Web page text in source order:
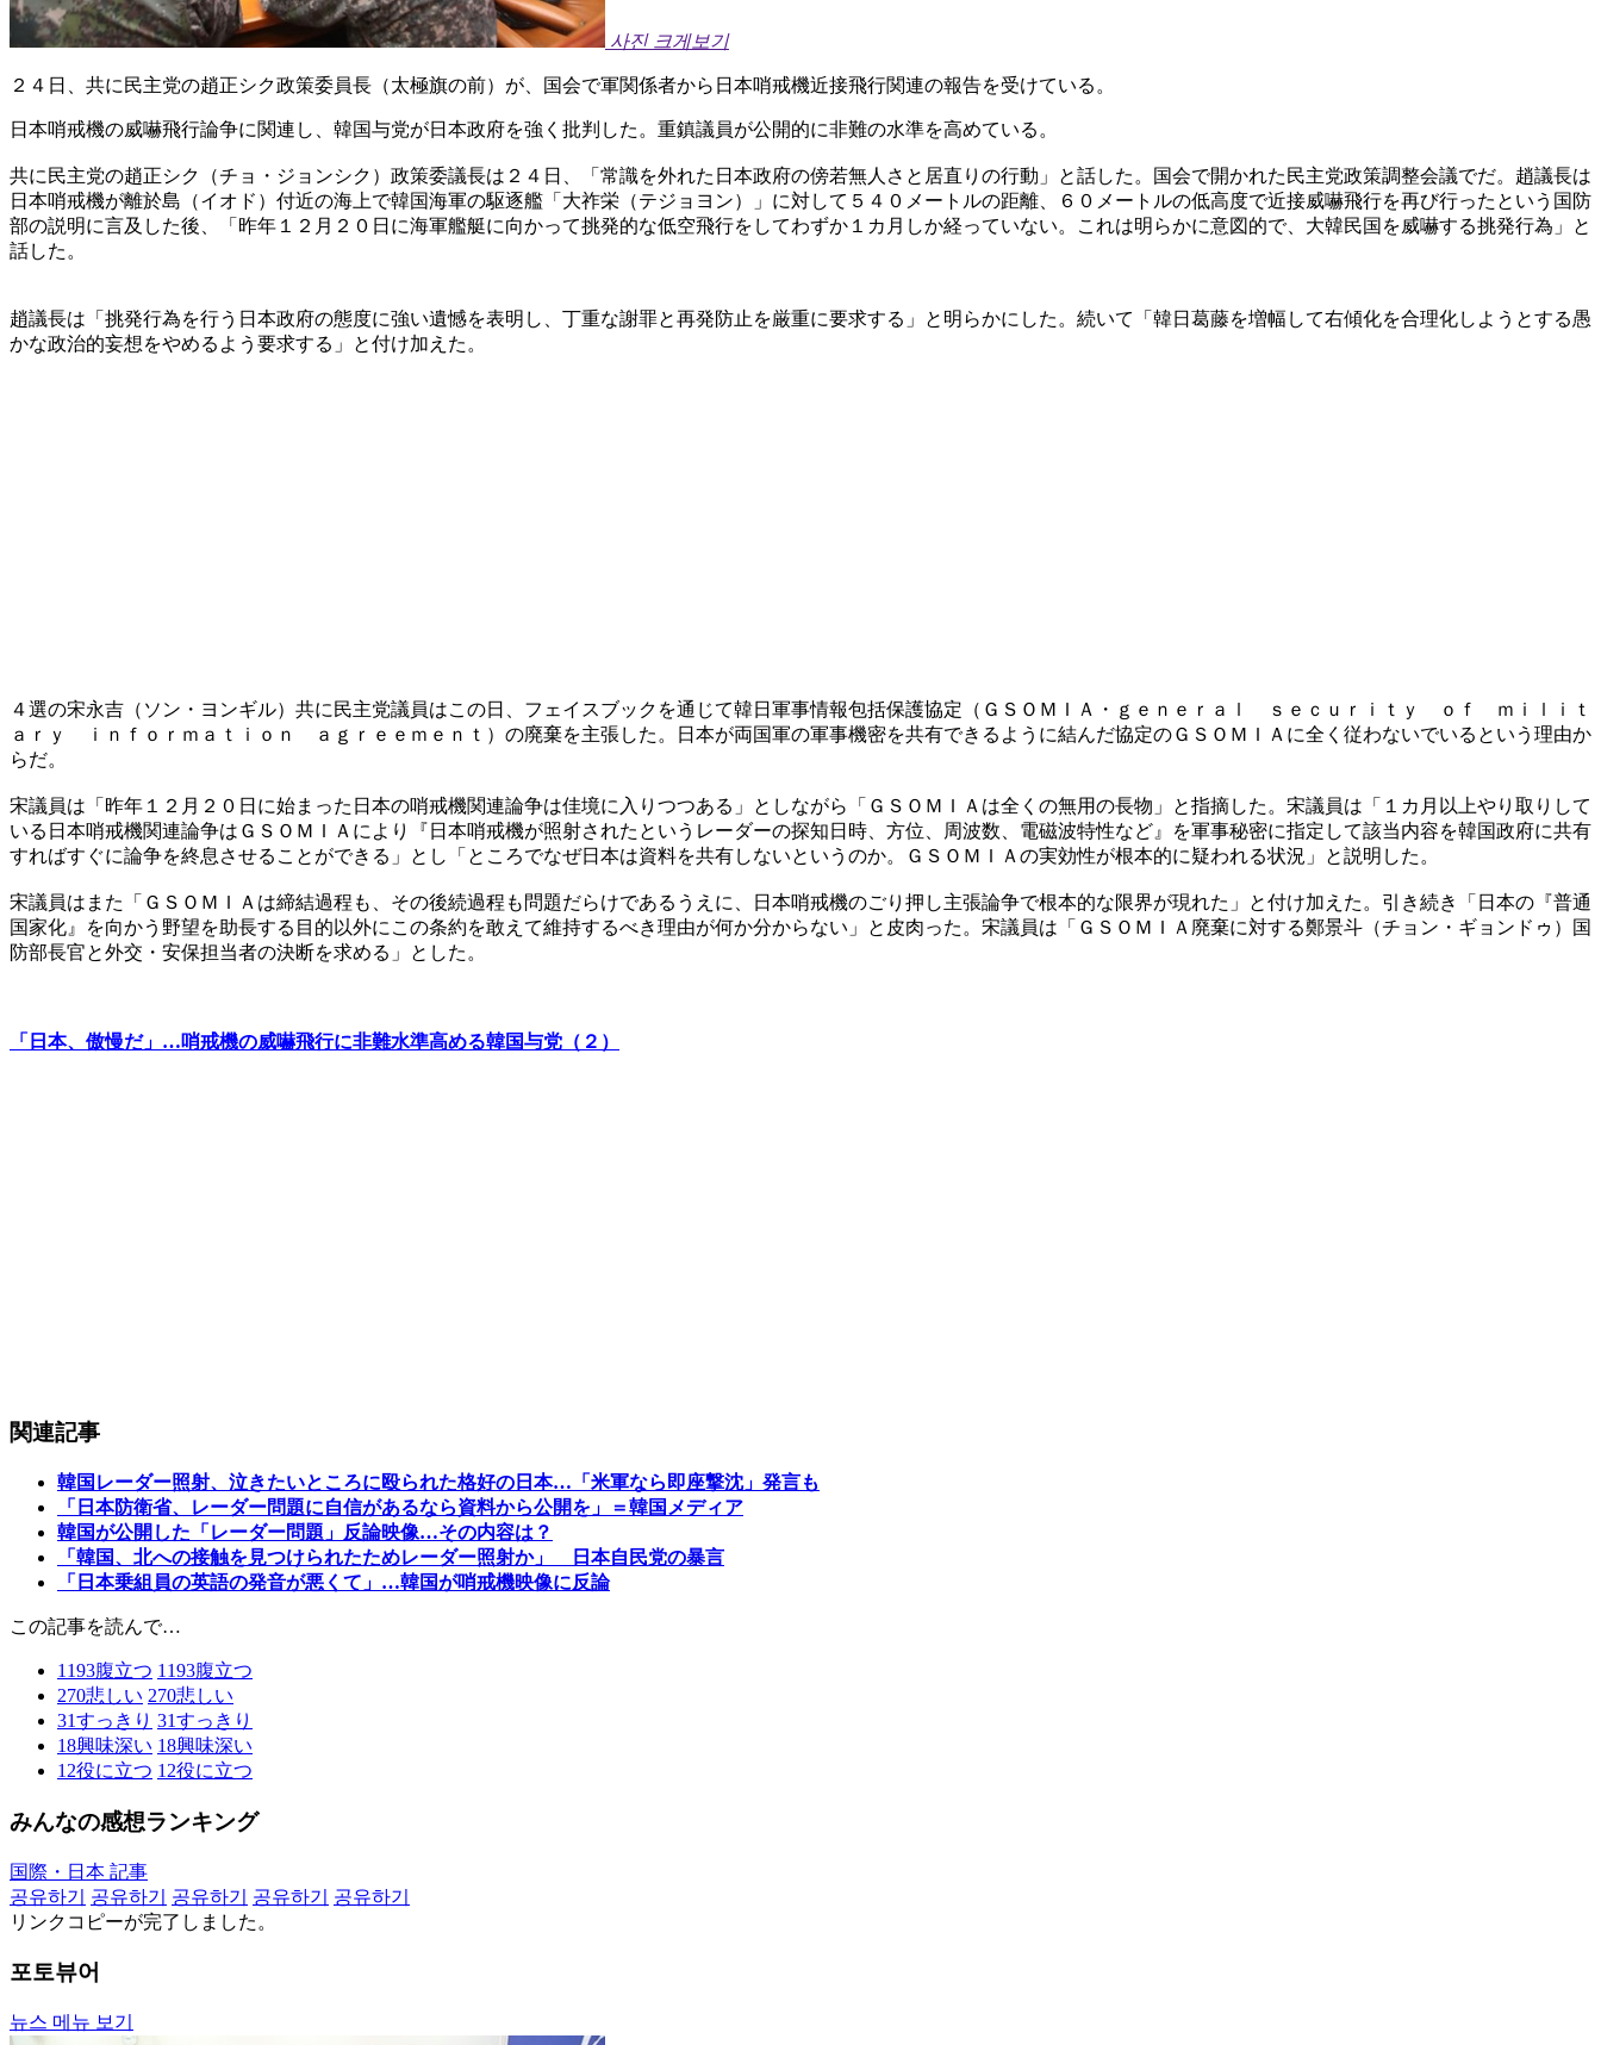
사진 크게보기
２４日、共に民主党の趙正シク政策委員長（太極旗の前）が、国会で軍関係者から日本哨戒機近接飛行関連の報告を受けている。
日本哨戒機の威嚇飛行論争に関連し、韓国与党が日本政府を強く批判した。重鎮議員が公開的に非難の水準を高めている。
共に民主党の趙正シク（チョ・ジョンシク）政策委議長は２４日、「常識を外れた日本政府の傍若無人さと居直りの行動」と話した。国会で開かれた民主党政策調整会議でだ。趙議長は
日本哨戒機が離於島（イオド）付近の海上で韓国海軍の駆逐艦「大祚栄（テジョヨン）」に対して５４０メートルの距離、６０メートルの低高度で近接威嚇飛行を再び行ったという国防
部の説明に言及した後、「昨年１２月２０日に海軍艦艇に向かって挑発的な低空飛行をしてわずか１カ月しか経っていない。これは明らかに意図的で、大韓民国を威嚇する挑発行為」と
話した。
趙議長は「挑発行為を行う日本政府の態度に強い遺憾を表明し、丁重な謝罪と再発防止を厳重に要求する」と明らかにした。続いて「韓日葛藤を増幅して右傾化を合理化しようとする愚
かな政治的妄想をやめるよう要求する」と付け加えた。
４選の宋永吉（ソン・ヨンギル）共に民主党議員はこの日、フェイスブックを通じて韓日軍事情報包括保護協定（ＧＳＯＭＩＡ・ｇｅｎｅｒａｌ ｓｅｃｕｒｉｔｙ ｏｆ ｍｉｌｉｔ
ａｒｙ ｉｎｆｏｒｍａｔｉｏｎ ａｇｒｅｅｍｅｎｔ）の廃棄を主張した。日本が両国軍の軍事機密を共有できるように結んだ協定のＧＳＯＭＩＡに全く従わないでいるという理由か
らだ。
宋議員は「昨年１２月２０日に始まった日本の哨戒機関連論争は佳境に入りつつある」としながら「ＧＳＯＭＩＡは全くの無用の長物」と指摘した。宋議員は「１カ月以上やり取りして
いる日本哨戒機関連論争はＧＳＯＭＩＡにより『日本哨戒機が照射されたというレーダーの探知日時、方位、周波数、電磁波特性など』を軍事秘密に指定して該当内容を韓国政府に共有
すればすぐに論争を終息させることができる」とし「ところでなぜ日本は資料を共有しないというのか。ＧＳＯＭＩＡの実効性が根本的に疑われる状況」と説明した。
宋議員はまた「ＧＳＯＭＩＡは締結過程も、その後続過程も問題だらけであるうえに、日本哨戒機のごり押し主張論争で根本的な限界が現れた」と付け加えた。引き続き「日本の『普通
国家化』を向かう野望を助長する目的以外にこの条約を敢えて維持するべき理由が何か分からない」と皮肉った。宋議員は「ＧＳＯＭＩＡ廃棄に対する鄭景斗（チョン・ギョンドゥ）国
防部長官と外交・安保担当者の決断を求める」とした。
「日本、傲慢だ」…哨戒機の威嚇飛行に非難水準高める韓国与党（２）
関連記事
韓国レーダー照射、泣きたいところに殴られた格好の日本…「米軍なら即座撃沈」発言も
「日本防衛省、レーダー問題に自信があるなら資料から公開を」＝韓国メディア
韓国が公開した「レーダー問題」反論映像…その内容は？
「韓国、北への接触を見つけられたためレーダー照射か」 日本自民党の暴言
「日本乗組員の英語の発音が悪くて」…韓国が哨戒機映像に反論
この記事を読んで…
1193腹立つ 1193腹立つ
270悲しい 270悲しい
31すっきり 31すっきり
18興味深い 18興味深い
12役に立つ 12役に立つ
みんなの感想ランキング
国際・日本 記事
공유하기
공유하기 공유하기 공유하기
공유하기
リンクコピーが完了しました。
포토뷰어
뉴스 메뉴 보기